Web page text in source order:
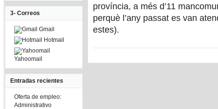
3- Correos
Gmail
Hotmail
Yahoomail
Entradas recientes
Oferta de empleo:
Administrativo
província, a més d’11
perquè l’any passat es van
estes).